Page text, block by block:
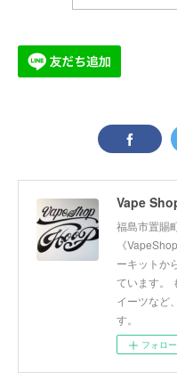
Vape
福島市置賜
《
ーキットか
ています。
イーツなど
す。
フォロー